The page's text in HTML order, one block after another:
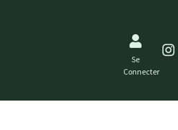
Se
Connecter